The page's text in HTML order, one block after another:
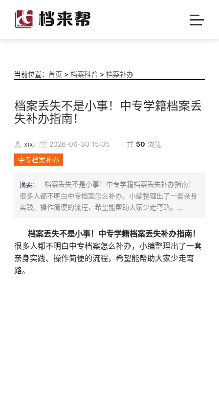
当前位置： 首页 > 档案科普> 档案补办
档案丢失不是小事！中专学籍档案丢
失补办指南！
xixi 2026-06-30 15:05 共 50 浏览
中专档案补办
摘要：
档案丢失不是小事！中专学籍档案丢失补办指南！
很多人都不明白中专档案怎么补办，小编整理出了一套亲身
实践、操作简便的流程，希望能帮助大家少走弯路。...
档案丢失不是小事！中专学籍档案丢失补办指南！
很多人都不明白中专档案怎么补办，小编整理出了一套
亲身实践、操作简便的流程，希望能帮助大家少走弯
路。